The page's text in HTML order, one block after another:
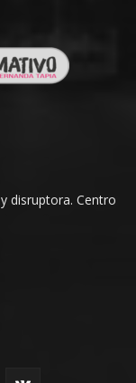
disruptora. Centro